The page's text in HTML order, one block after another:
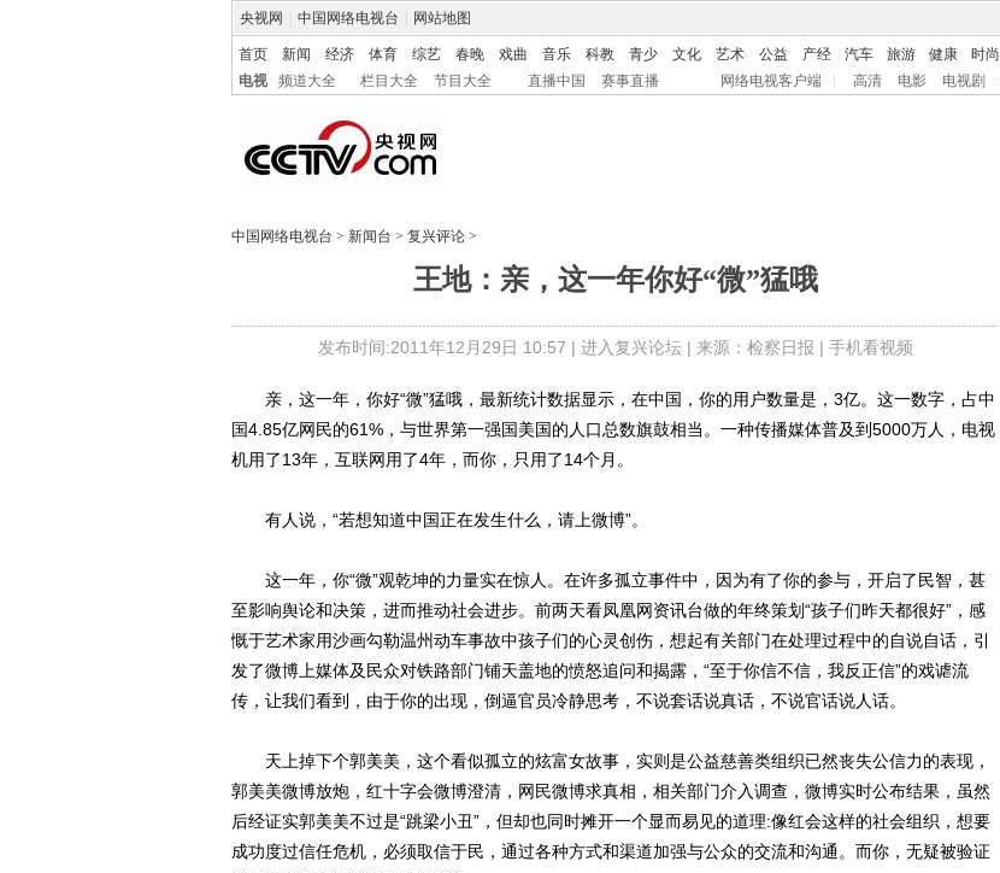
央视网 中国网络电视台 网站地图
首页 新闻 经济 体育 综艺 春晚 戏曲 音乐 科教 青少 文化 艺术 公益 产经 汽车 旅游 健康 时尚
电视
频道大全 栏目大全 节目大全 直播中国 赛事直播 网络电视客户端 高清 电影 电视剧
中国网络电视台 > 新闻台 > 复兴评论 >
王地：亲，这一年你好“微”猛哦
发布时间:2011年12月29日 10:57 | 进入复兴论坛| 来源：检察日报 | 手机看视频
亲，这一年，你好“微”猛哦，最新统计数据显示，在中国，你的用户数量是，3亿。这一数字，占中
国4.85亿网民的61%，与世界第一强国美国的人口总数旗鼓相当。一种传播媒体普及到5000万人，电视
机用了13年，互联网用了4年，而你，只用了14个月。
有人说，“若想知道中国正在发生什么，请上微博”。
这一年，你“微”观乾坤的力量实在惊人。在许多孤立事件中，因为有了你的参与，开启了民智，甚
至影响舆论和决策，进而推动社会进步。前两天看凤凰网资讯台做的年终策划“孩子们昨天都很好”，感
慨于艺术家用沙画勾勒温州动车事故中孩子们的心灵创伤，想起有关部门在处理过程中的自说自话，引
发了微博上媒体及民众对铁路部门铺天盖地的愤怒追问和揭露，“至于你信不信，我反正信”的戏谑流
传，让我们看到，由于你的出现，倒逼官员冷静思考，不说套话说真话，不说官话说人话。
天上掉下个郭美美，这个看似孤立的炫富女故事，实则是公益慈善类组织已然丧失公信力的表现，
郭美美微博放炮，红十字会微博澄清，网民微博求真相，相关部门介入调查，微博实时公布结果，虽然
后经证实郭美美不过是“跳梁小丑”，但却也同时摊开一个显而易见的道理:像红会这样的社会组织，想要
成功度过信任危机，必须取信于民，通过各种方式和渠道加强与公众的交流和沟通。而你，无疑被验证